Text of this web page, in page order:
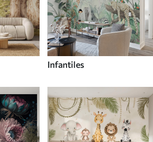
Infantiles